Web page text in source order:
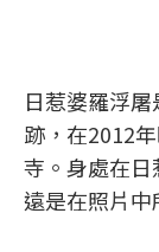
日惹婆羅浮
跡，在2012
寺。身處在
遠是在照片中